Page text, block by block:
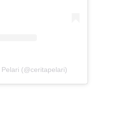
(@ceritapelari)